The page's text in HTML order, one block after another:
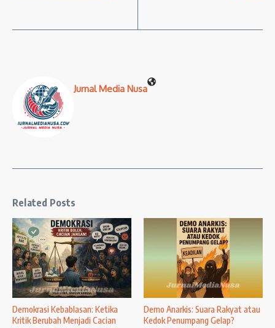
Jurnal Media Nusa
Related Posts
Demokrasi Kebablasan: Ketika
Kritik Berubah Menjadi Cacian
Demo Anarkis: Suara Rakyat atau
Kedok Penumpang Gelap?